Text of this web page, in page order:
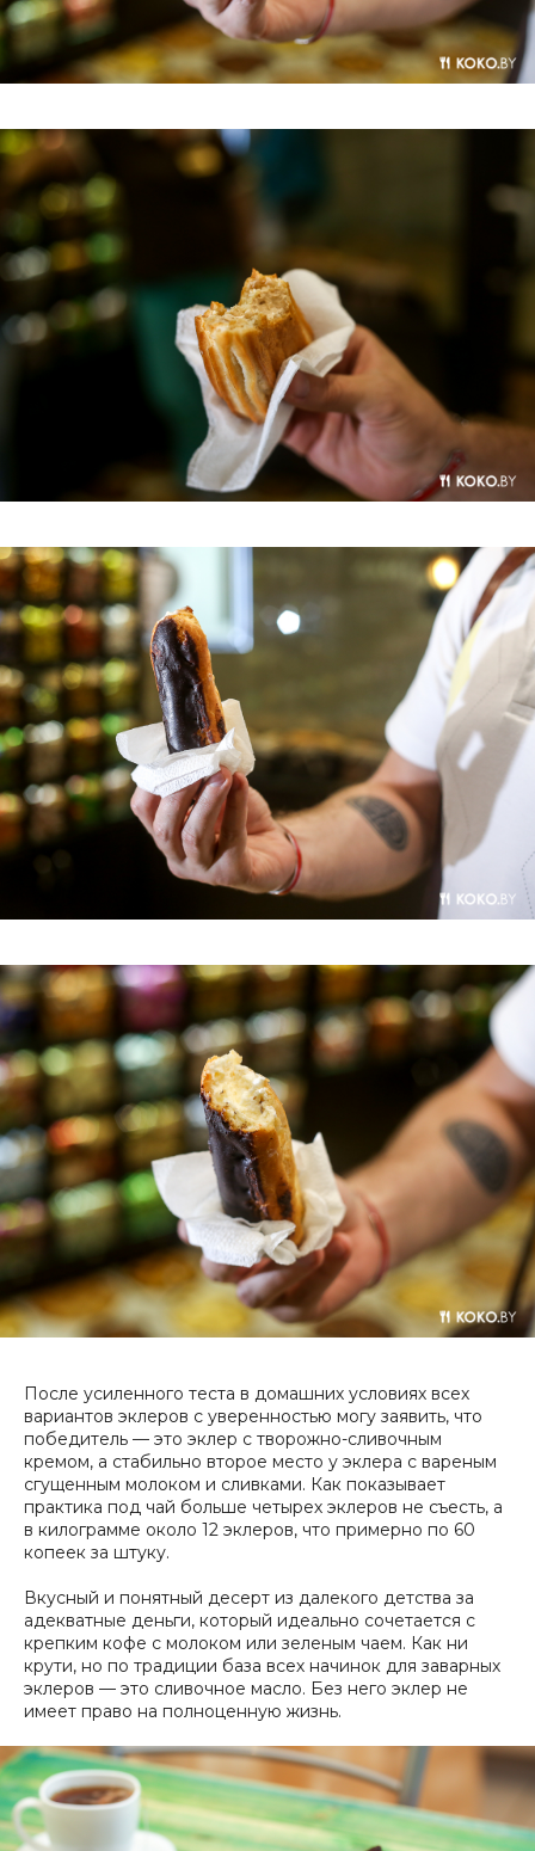
После усиленного теста в домашних условиях всех
вариантов эклеров с уверенностью могу заявить, что
победитель — это эклер с творожно-сливочным
кремом, а стабильно второе место у эклера с вареным
сгущенным молоком и сливками. Как показывает
практика под чай больше четырех эклеров не съесть, а
в килограмме около 12 эклеров, что примерно по 60
копеек за штуку.
Вкусный и понятный десерт из далекого детства за
адекватные деньги, который идеально сочетается с
крепким кофе с молоком или зеленым чаем. Как ни
крути, но по традиции база всех начинок для заварных
эклеров — это сливочное масло. Без него эклер не
имеет право на полноценную жизнь.